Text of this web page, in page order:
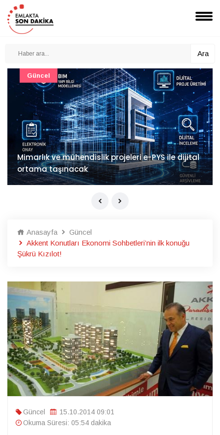
Ara
Mimarlık ve mühendislik projeleri e-PYS ile dijital
ortama taşınacak
Güncel
Anasayfa
Güncel
Akkent Konutları Ekonomi Sohbetleri’nin ilk konuğu
Şükrü Kızılot!
Güncel
15.10.2014 09:01
Okuma Süresi: 05:54 dakika